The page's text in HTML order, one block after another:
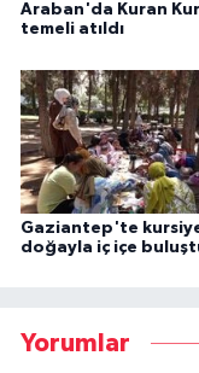
Araban'da Kuran
temeli atıldı
Gaziantep'te
doğayla iç içe
Yorumlar